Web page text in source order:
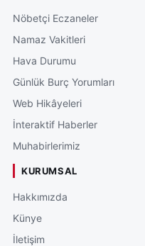
Nöbetçi Eczaneler
Namaz Vakitleri
Hava Durumu
Günlük Burç Yorumları
Web Hikâyeleri
İnteraktif Haberler
Muhabirlerimiz
KURUMSAL
Hakkımızda
Künye
İletişim